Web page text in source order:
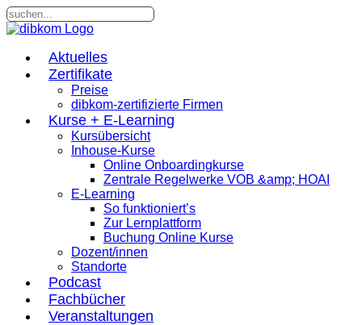
Aktuelles
Zertifikate
Preise
dibkom-zertifizierte Firmen
Kurse + E-Learning
Kursübersicht
Inhouse-Kurse
Online Onboardingkurse
Zentrale Regelwerke VOB &amp; HOAI
E-Learning
So funktioniert’s
Zur Lernplattform
Buchung Online Kurse
Dozent/innen
Standorte
Podcast
Fachbücher
Veranstaltungen